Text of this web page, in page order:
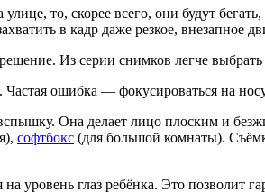
то, скорее всего, они будут
в кадр даже резкое, внезапное
Из серии снимков легче
ошибка — фокусироваться на
Она делает лицо плоским и
софтбокс (для большой комнаты).
уровень глаз ребёнка. Это позволит